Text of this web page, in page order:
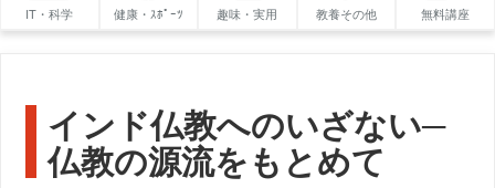
IT・科学 健康・ｽﾎﾟｰﾂ 趣味・実用 教養その他 無料講座
インド仏教へのいざない─
仏教の源流をもとめて